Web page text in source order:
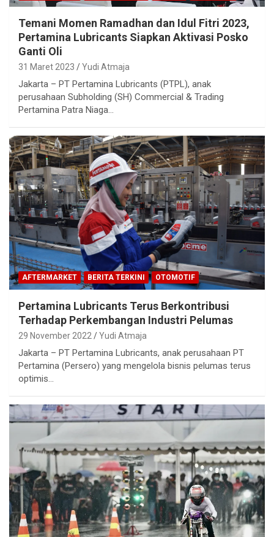
Temani Momen Ramadhan dan Idul Fitri 2023,
Pertamina Lubricants Siapkan Aktivasi Posko
Ganti Oli
31 Maret 2023 Yudi Atmaja
Jakarta – PT Pertamina Lubricants (PTPL), anak
perusahaan Subholding (SH) Commercial & Trading
Pertamina Patra Niaga…
AFTERMARKET BERITA TERKINI OTOMOTIF
Pertamina Lubricants Terus Berkontribusi
Terhadap Perkembangan Industri Pelumas
29 November 2022 Yudi Atmaja
Jakarta – PT Pertamina Lubricants, anak perusahaan PT
Pertamina (Persero) yang mengelola bisnis pelumas terus
optimis…